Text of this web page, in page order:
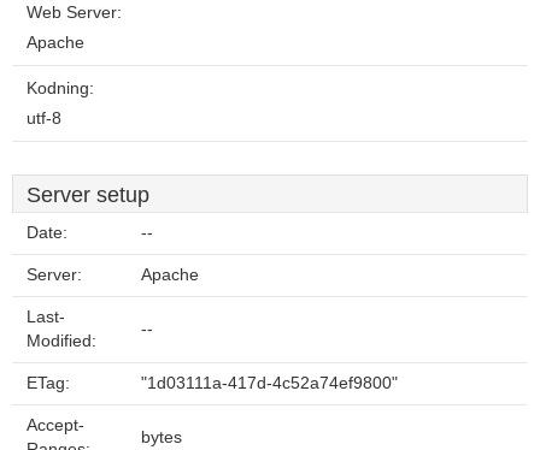
Web Server:
Apache
Kodning:
utf-8
Server setup
Date: --
Server: Apache
Last-
Modified:
--
ETag: "1d03111a-417d-4c52a74ef9800"
Accept-
bytes